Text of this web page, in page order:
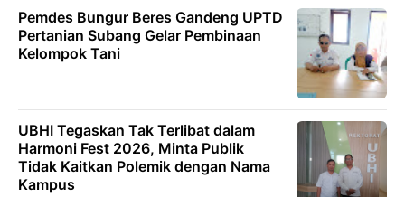
Pemdes Bungur Beres Gandeng UPTD
Pertanian Subang Gelar Pembinaan
Kelompok Tani
UBHI Tegaskan Tak Terlibat dalam
Harmoni Fest 2026, Minta Publik
Tidak Kaitkan Polemik dengan Nama
Kampus